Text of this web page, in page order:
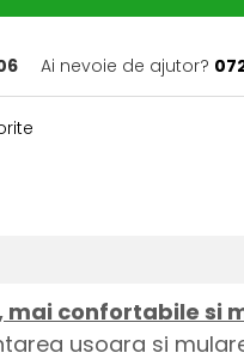
Ai nevoie de ajutor?
confortabile si
usoara si